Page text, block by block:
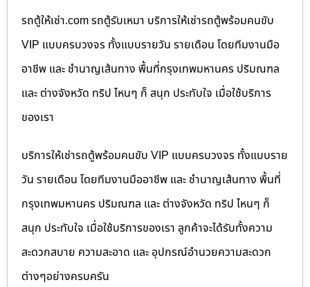
รถตู้ให้เช่า.com รถตู้รับเหมา บริการให้เช่ารถตู้พร้อมคนขับ
VIP แบบครบวงจร ทั้งแบบรายวัน รายเดือน โดยทีมงานมือ
อาชีพ และ ชำนาญเส้นทาง พื้นที่กรุงเทพมหานคร ปริมณฑล
และ ต่างจังหวัด ทริป ไหนๆ ก็ สนุก ประทับใจ เมื่อใช้บริการ
ของเรา
บริการให้เช่ารถตู้พร้อมคนขับ VIP แบบครบวงจร ทั้งแบบราย
วัน รายเดือน โดยทีมงานมืออาชีพ และ ชำนาญเส้นทาง พื้นที่
กรุงเทพมหานคร ปริมณฑล และ ต่างจังหวัด ทริป ไหนๆ ก็
สนุก ประทับใจ เมื่อใช้บริการของเรา ลูกค้าจะได้รับทั้งความ
สะดวกสบาย ความสะอาด และ อุปกรณ์อำนวยความสะดวก
ต่างๆอย่างครบครัน